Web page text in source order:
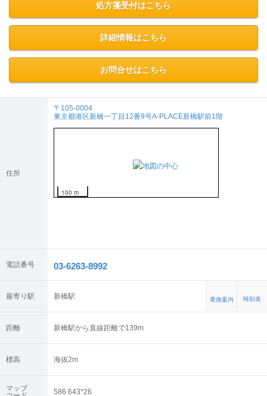
処方箋受付はこちら
詳細情報はこちら
お問合せはこちら
住所
〒105-0004
東京都港区新橋一丁目12番9号A-PLACE新橋駅前1階
100 m
電話番号 03-6263-8992
最寄り駅 新橋駅 乗換案内 時刻表
距離 新橋駅から直線距離で139m
標高 海抜2m
マップ
586 643*26